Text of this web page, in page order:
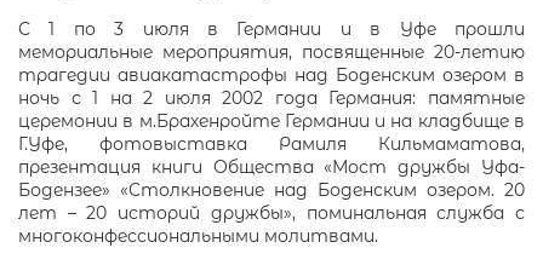
С 1 по 3 июля в Германии и в Уфе прошли
мемориальные мероприятия, посвященные 20-летию
трагедии авиакатастрофы над Боденским озером в
ночь с 1 на 2 июля 2002 года Германия: памятные
церемонии в м.Брахенройте Германии и на кладбище в
Г.Уфе, фотовыставка Рамиля Кильмаматова,
презентация книги Общества «Мост дружбы Уфа-
Бодензее» «Столкновение над Боденским озером. 20
лет – 20 историй дружбы», поминальная служба с
многоконфессиональными молитвами.